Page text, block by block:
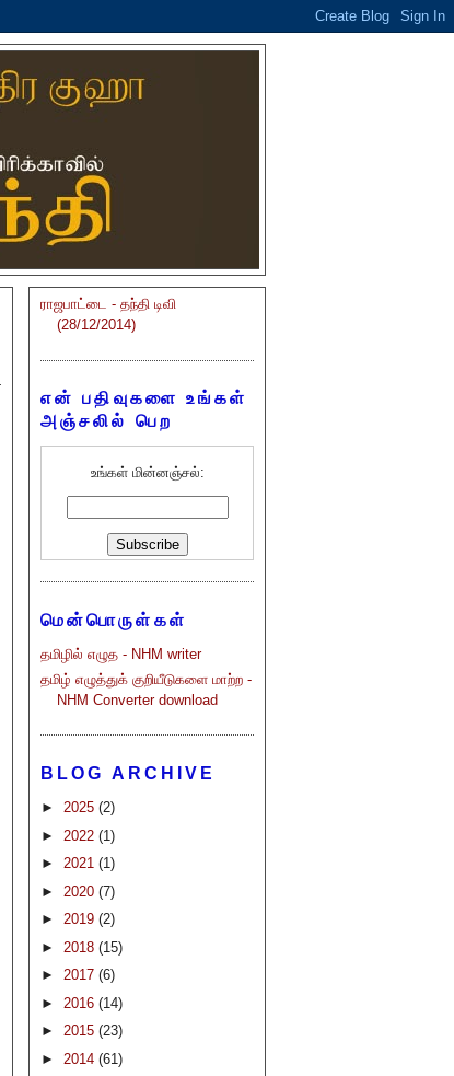
ராஜபாட்டை - தந்தி டிவி
(28/12/2014)
என் பதிவுகளை உங்கள்
அஞ்சலில் பெற
உங்கள் மின்னஞ்சல்:
மென்பொருள்கள்
தமிழில் எழுத - NHM writer
தமிழ் எழுத்துக் குறியீடுகளை மாற்ற -
NHM Converter download
BLOG ARCHIVE
► 2025 (2)
► 2022 (1)
► 2021 (1)
► 2020 (7)
► 2019 (2)
► 2018 (15)
► 2017 (6)
► 2016 (14)
► 2015 (23)
► 2014 (61)